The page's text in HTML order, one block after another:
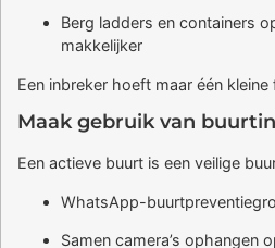
Berg ladders en containers
makkelijker
Een inbreker hoeft maar één
Maak gebruik van
Een actieve buurt is een veilige
WhatsApp-
Samen camera’s ophangen